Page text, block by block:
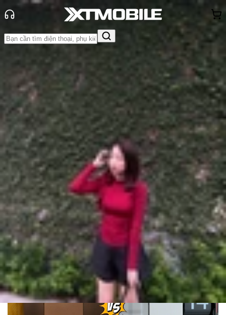
Tin tức
So Sánh
Tin Mới
Đánh Giá - Trên Tay So Sánh Tư vấn
Khuyến
mãiThủ thuật Hỏi đáp App - Game Thông báo
Khách
hàng - Sự kiện
So sánh Xiaomi 15T Pro và Redmi
K80 Ultra: Có nhiều sự khác biệt
Anh Thư
Ngày đăng:
02/10/2025
Cập nhật: 02/10/2025
Theo dõi XTMobile trên